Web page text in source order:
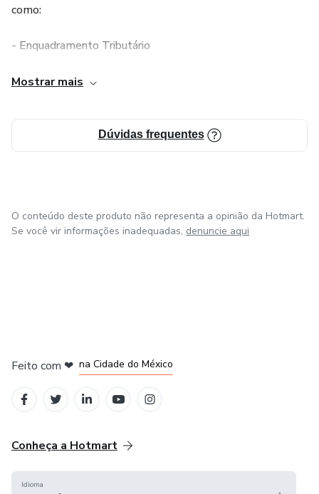
como:
- Enquadramento Tributário
- Benefícios Fiscais
- Parcelamento de impostos
- Obrigações Acessórias
- Redução de custo de folha de pagamento
Ofereço o conhecimento para esclarecimentos de assuntos
Mostrar mais
Dúvidas frequentes
O conteúdo deste produto não representa a opinião da Hotmart.
Se você vir informações inadequadas, denuncie aqui
Feito com ❤ na Cidade do México
Conheça a Hotmart
Idioma